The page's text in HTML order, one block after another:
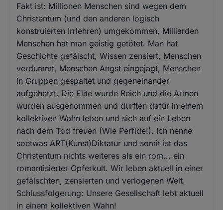
Fakt ist: Millionen Menschen sind wegen dem
Christentum (und den anderen logisch
konstruierten Irrlehren) umgekommen, Milliarden
Menschen hat man geistig getötet. Man hat
Geschichte gefälscht, Wissen zensiert, Menschen
verdummt, Menschen Angst eingejagt, Menschen
in Gruppen gespaltet und gegeneinander
aufgehetzt. Die Elite wurde Reich und die Armen
wurden ausgenommen und durften dafür in einem
kollektiven Wahn leben und sich auf ein Leben
nach dem Tod freuen (Wie Perfide!). Ich nenne
soetwas ART(Kunst)Diktatur und somit ist das
Christentum nichts weiteres als ein rom... ein
romantisierter Opferkult. Wir leben aktuell in einer
gefälschten, zensierten und verlogenen Welt.
Schlussfolgerung: Unsere Gesellschaft lebt aktuell
in einem kollektiven Wahn!